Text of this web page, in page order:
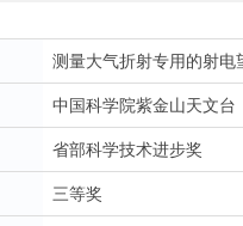
测量大气折射专用的射电
中国科学院紫金山天文台
省部科学技术进步奖
三等奖